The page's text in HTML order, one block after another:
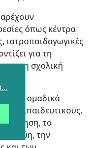
όπως κέντρα
ιατροπαιδαγωγικές
για τη
με τη σχολική
ή ομαδικά
εκπαιδευτικούς,
το
την